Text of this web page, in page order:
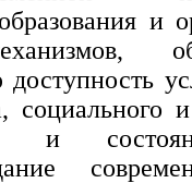
и
социального
и